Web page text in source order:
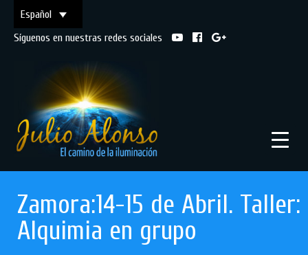
Español
Síguenos en nuestras redes sociales
Zamora:14-15 de Abril. Taller:
Alquimia en grupo